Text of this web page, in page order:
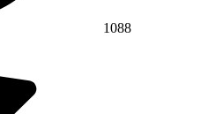
1088